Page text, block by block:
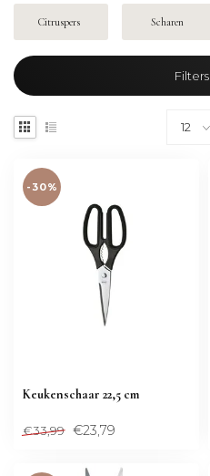
Citruspers Scharen
Filters
-30%
Keukenschaar 22,5 cm
€33,99 €23,79